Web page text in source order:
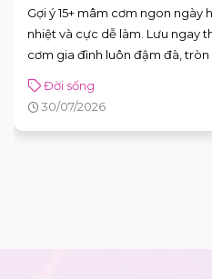
Gợi ý 15+ mâm cơm ngon
nhiệt và cực dễ làm. Lưu ngay
cơm gia đình luôn đậm đà, tròn
Đời sống
30/07/2026